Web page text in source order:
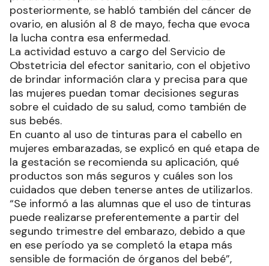
posteriormente, se habló también del cáncer de
ovario, en alusión al 8 de mayo, fecha que evoca
la lucha contra esa enfermedad.
La actividad estuvo a cargo del Servicio de
Obstetricia del efector sanitario, con el objetivo
de brindar información clara y precisa para que
las mujeres puedan tomar decisiones seguras
sobre el cuidado de su salud, como también de
sus bebés.
En cuanto al uso de tinturas para el cabello en
mujeres embarazadas, se explicó en qué etapa de
la gestación se recomienda su aplicación, qué
productos son más seguros y cuáles son los
cuidados que deben tenerse antes de utilizarlos.
“Se informó a las alumnas que el uso de tinturas
puede realizarse preferentemente a partir del
segundo trimestre del embarazo, debido a que
en ese período ya se completó la etapa más
sensible de formación de órganos del bebé”,